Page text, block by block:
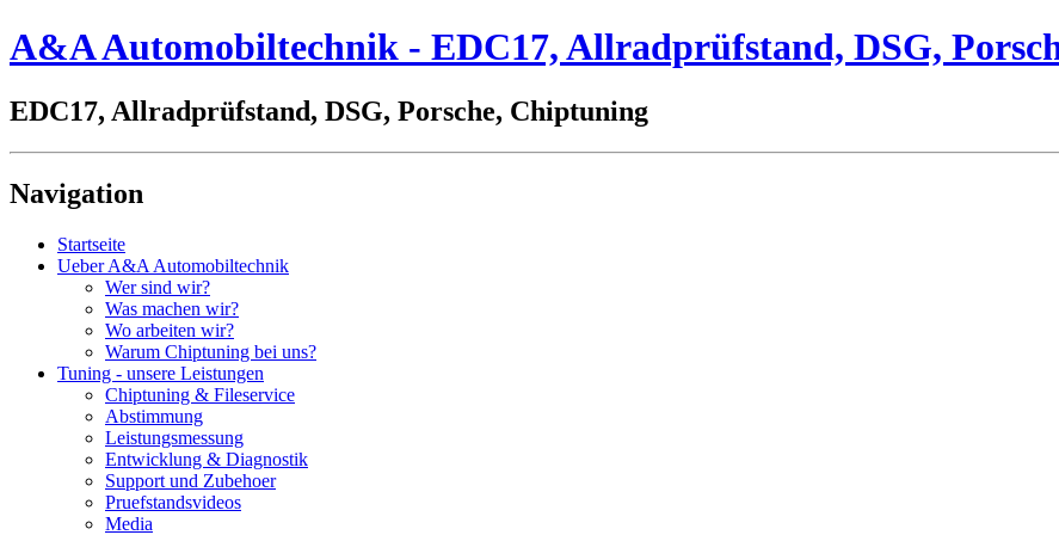
A&A Automobiltechnik - EDC17, Allradprüfstand, DSG,
EDC17, Allradprüfstand, DSG, Porsche, Chiptuning
Navigation
Startseite
Ueber A&A Automobiltechnik
Wer sind wir?
Was machen wir?
Wo arbeiten wir?
Warum Chiptuning bei uns?
Tuning - unsere Leistungen
Chiptuning & Fileservice
Abstimmung
Leistungsmessung
Entwicklung & Diagnostik
Support und Zubehoer
Pruefstandsvideos
Media